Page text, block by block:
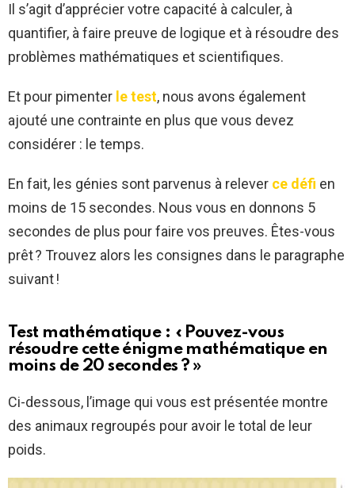
Il s’agit d’apprécier votre capacité à calculer, à
quantifier, à faire preuve de logique et à résoudre des
problèmes mathématiques et scientifiques.
Et pour pimenter le test, nous avons également
ajouté une contrainte en plus que vous devez
considérer : le temps.
En fait, les génies sont parvenus à relever ce défi en
moins de 15 secondes. Nous vous en donnons 5
secondes de plus pour faire vos preuves. Êtes-vous
prêt ? Trouvez alors les consignes dans le paragraphe
suivant !
Test mathématique : « Pouvez-vous
résoudre cette énigme mathématique en
moins de 20 secondes ? »
Ci-dessous, l’image qui vous est présentée montre
des animaux regroupés pour avoir le total de leur
poids.